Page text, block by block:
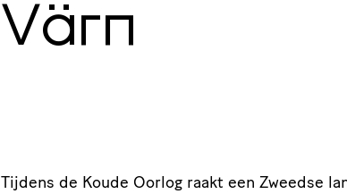
Värn
Tijdens de Koude Oorlog raakt een Zweedse